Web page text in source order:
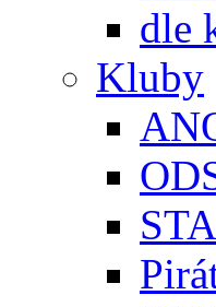
dle
Kluby